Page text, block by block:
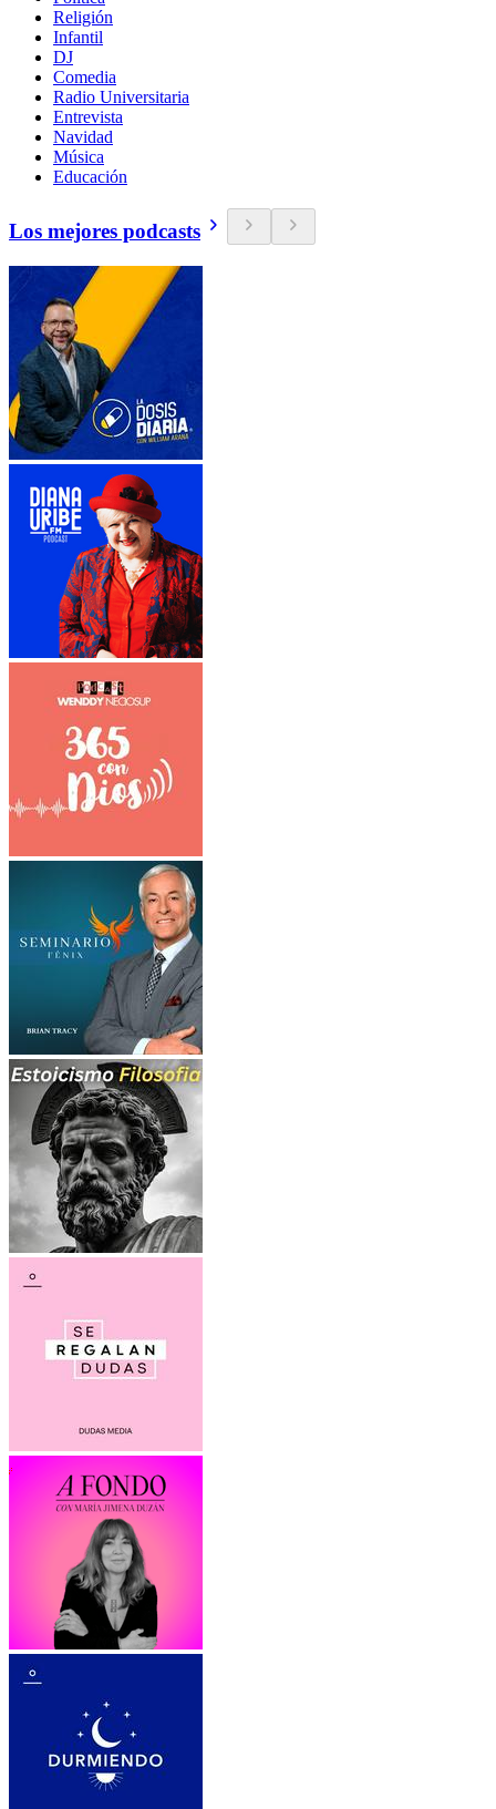
Religión
Infantil
DJ
Comedia
Radio Universitaria
Entrevista
Navidad
Música
Educación
Los mejores podcasts